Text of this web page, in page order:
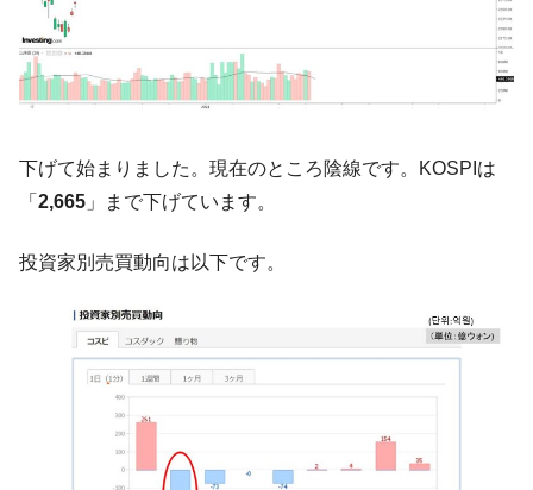
『Money1』
国の過剰生産が世界を蝕む。
『Money1』
韓国製造業「半導体絶好調」のウラで他業
種は全般的「不調」⇒ PSIが示す現況は決して良くない。
ン』1人当たり賠償10万ウォンを認定 ⇒ 総額3兆7,000億
『Money1』 韓国で猛暑。南東部では干ばつ
『Money1』
韓国型イージス搭載の次世代駆逐艦
『Money1』
【対日本円】ウォン安が急進！ 日米の協調
に韓国がいっちょがみしたのでは。
『Money1』
韓国政府『BYD』車への補助金を全廃 ⇒ 実
は韓国で『BYD』車は売れている。6カ月で対前年同期比
『Money1』
在韓米国大使スティールが着韓！⇒ さっそ
下げて始まりました。現在のところ陰線です。KOSPIは
「 2,665 」まで下げています。
投資家別売買動向は以下です。